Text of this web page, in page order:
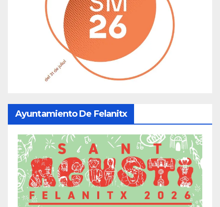
Ayuntamiento De Felanitx